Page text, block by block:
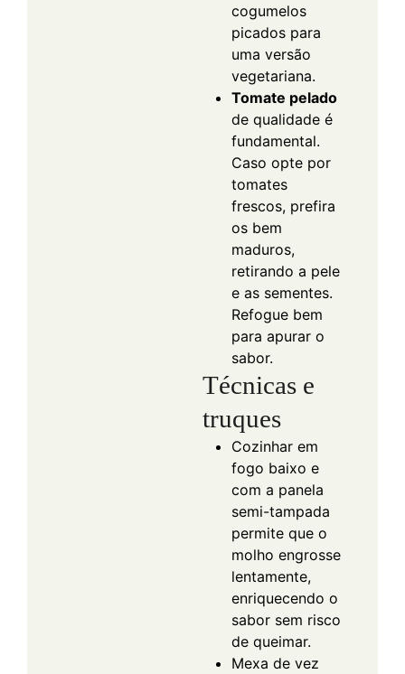
cogumelos
picados para
uma versão
vegetariana.
Tomate pelado
de qualidade é
fundamental.
Caso opte por
tomates
frescos, prefira
os bem
maduros,
retirando a pele
e as sementes.
Refogue bem
para apurar o
sabor.
Técnicas e
truques
Cozinhar em
fogo baixo e
com a panela
semi-tampada
permite que o
molho engrosse
lentamente,
enriquecendo o
sabor sem risco
de queimar.
Mexa de vez